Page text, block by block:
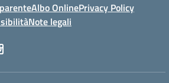
Albo OnlinePrivacy Policy
Note legali